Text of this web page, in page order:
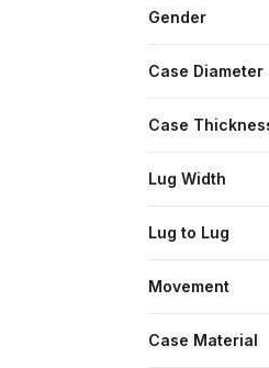
Gender
Case Diameter
Case
Lug Width
Lug to Lug
Movement
Case Material